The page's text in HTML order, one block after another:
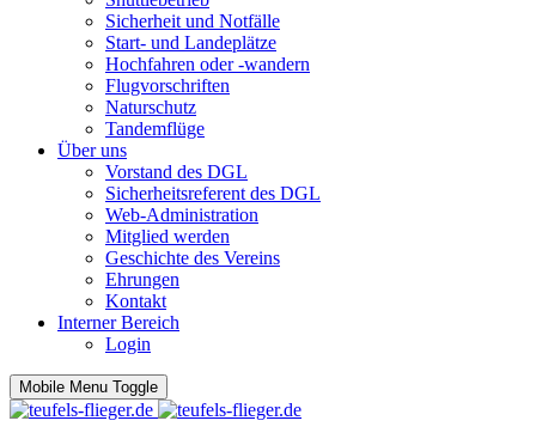
Sicherheit und Notfälle
Start- und Landeplätze
Hochfahren oder -wandern
Flugvorschriften
Naturschutz
Tandemflüge
Über uns
Vorstand des DGL
Sicherheitsreferent des DGL
Web-Administration
Mitglied werden
Geschichte des Vereins
Ehrungen
Kontakt
Interner Bereich
Login
Mobile Menu Toggle